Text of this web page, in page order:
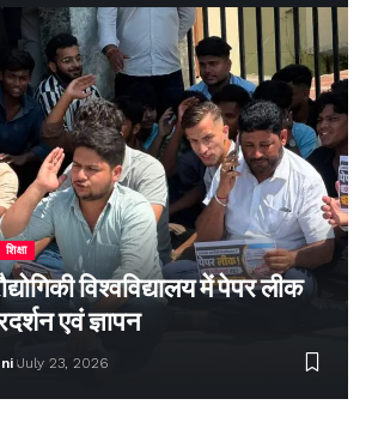
शिक्षा
विश्वविद्यालय में पेपर लीक
एवं ज्ञापन
July 23, 2026